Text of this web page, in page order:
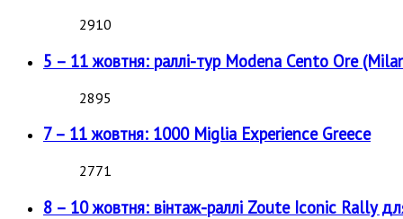
2910
5 – 11 жовтня: раллі-тур Modena Cento Ore
2895
7 – 11 жовтня: 1000 Miglia Experience Greece
2771
8 – 10 жовтня: вінтаж-раллі Zoute Iconic Rally